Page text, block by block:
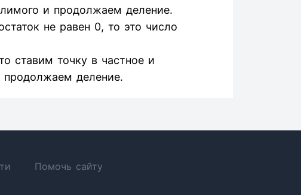
и продолжаем деление.
не равен 0, то это число
ставим точку в частное и
деление.
Помочь сайту